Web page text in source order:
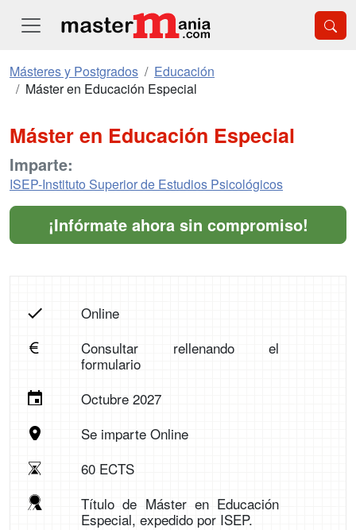
Másteres y Postgrados
Educación
Máster en Educación Especial
Máster en Educación Especial
Imparte:
ISEP-Instituto Superior de Estudios Psicológicos
¡Infórmate ahora sin compromiso!
Online
Consultar rellenando el
formulario
Octubre 2027
Se imparte Online
60 ECTS
Título de Máster en Educación
Especial, expedido por ISEP.